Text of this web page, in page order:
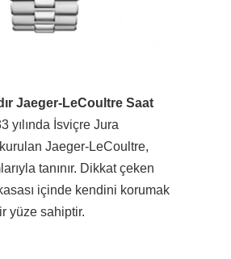
Jaeger-LeCoultre Saat
yılında İsviçre Jura
kurulan Jaeger-LeCoultre,
tanınır. Dikkat çeken
içinde kendini korumak
yüze sahiptir.